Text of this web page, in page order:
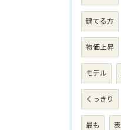
建てる方
物価上昇
モデル
くっきり
最も 表